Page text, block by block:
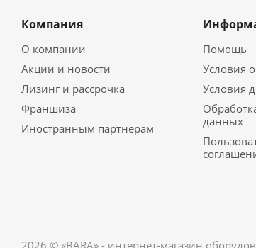
Компания
О компании
Акции и новости
Лизинг и рассрочка
Франшиза
Иностранным партнерам
Помощь
Условия
Условия
данных
2026 © «BARA» - интернет-магазин